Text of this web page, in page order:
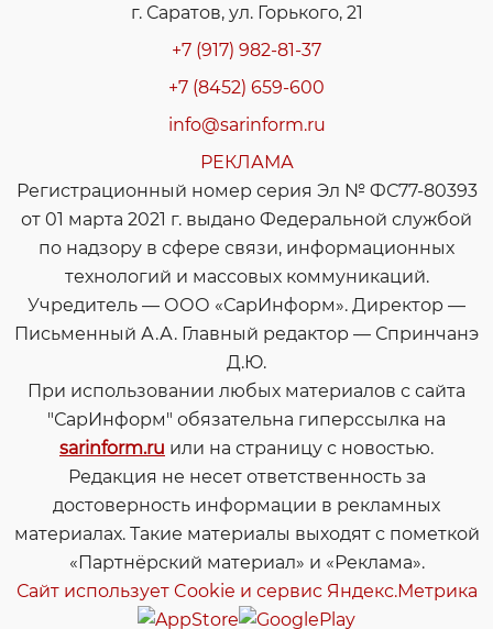
г. Саратов, ул. Горького, 21
+7 (917) 982-81-37
+7 (8452) 659-600
info@sarinform.ru
РЕКЛАМА
Регистрационный номер серия Эл № ФС77-80393
от 01 марта 2021 г. выдано Федеральной службой
по надзору в сфере связи, информационных
технологий и массовых коммуникаций.
Учредитель — ООО «СарИнформ». Директор —
Письменный А.А. Главный редактор — Спринчанэ
Д.Ю.
При использовании любых материалов с сайта
"СарИнформ" обязательна гиперссылка на
sarinform.ru или на страницу с новостью.
Редакция не несет ответственность за
достоверность информации в рекламных
материалах. Такие материалы выходят с пометкой
«Партнёрский материал» и «Реклама».
Сайт использует Cookie и сервиc Яндекс.Метрика